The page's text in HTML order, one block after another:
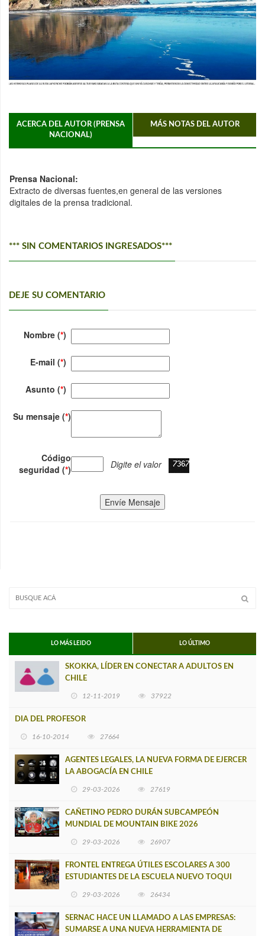
ACERCA DEL AUTOR (PRENSA
NACIONAL)
MÁS NOTAS DEL AUTOR
Prensa Nacional:
Extracto de diversas fuentes,en general de las versiones
digitales de la prensa tradicional.
*** SIN COMENTARIOS INGRESADOS***
DEJE SU COMENTARIO
Nombre (*)
E-mail (*)
Asunto (*)
Su mensaje (*)
Código
seguridad (*) Digite el valor
Envíe Mensaje
LO MÁS LEIDO LO ÚLTIMO
SKOKKA, LÍDER EN CONECTAR A ADULTOS EN
CHILE
12-11-2019 37922
DIA DEL PROFESOR
16-10-2014 27664
AGENTES LEGALES, LA NUEVA FORMA DE EJERCER
LA ABOGACÍA EN CHILE
29-03-2026 27619
CAÑETINO PEDRO DURÁN SUBCAMPEÓN
MUNDIAL DE MOUNTAIN BIKE 2026
29-03-2026 26907
FRONTEL ENTREGA ÚTILES ESCOLARES A 300
ESTUDIANTES DE LA ESCUELA NUEVO TOQUI
29-03-2026 26434
SERNAC HACE UN LLAMADO A LAS EMPRESAS:
SUMARSE A UNA NUEVA HERRAMIENTA DE